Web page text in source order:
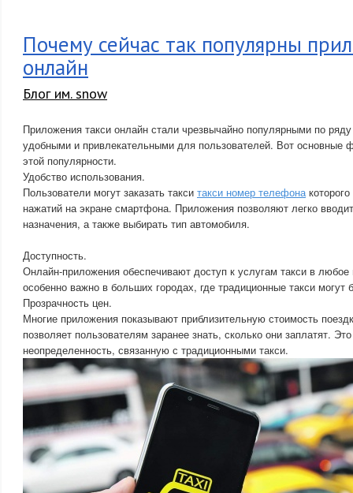
Почему сейчас так популярны
онлайн
Блог им. snow
Приложения такси онлайн стали чрезвычайно популярными по
удобными и привлекательными для пользователей. Вот основные
этой популярности.
Удобство использования.
Пользователи могут заказать такси такси номер телефона
нажатий на экране смартфона. Приложения позволяют легко
назначения, а также выбирать тип автомобиля.
Доступность.
Онлайн-приложения обеспечивают доступ к услугам такси в
особенно важно в больших городах, где традиционные такси могут
Прозрачность цен.
Многие приложения показывают приблизительную стоимость
позволяет пользователям заранее знать, сколько они заплатят.
неопределенность, связанную с традиционными такси.